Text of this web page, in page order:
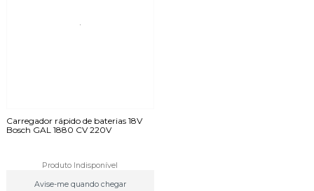
Carregador rápido de baterias 18V
Bosch GAL 1880 CV 220V
Produto Indisponível
Avise-me quando chegar